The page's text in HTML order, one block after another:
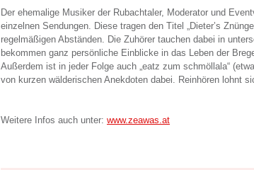
Der ehemalige Musiker der Rubachtaler, Moderator und
einzelnen Sendungen. Diese tragen den Titel „Dieter’s
regelmäßigen Abständen. Die Zuhörer tauchen dabei in
bekommen ganz persönliche Einblicke in das Leben der
Außerdem ist in jeder Folge auch „eatz zum schmöllala“
von kurzen wälderischen Anekdoten dabei. Reinhören lohnt
Weitere Infos auch unter: www.zeawas.at